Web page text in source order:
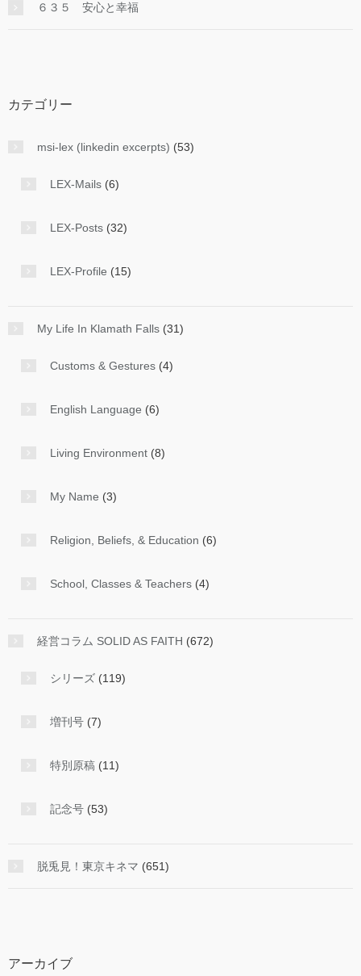
６３５ 安心と幸福
カテゴリー
msi-lex (linkedin excerpts) (53)
LEX-Mails (6)
LEX-Posts (32)
LEX-Profile (15)
My Life In Klamath Falls (31)
Customs & Gestures (4)
English Language (6)
Living Environment (8)
My Name (3)
Religion, Beliefs, & Education (6)
School, Classes & Teachers (4)
経営コラム SOLID AS FAITH (672)
シリーズ (119)
増刊号 (7)
特別原稿 (11)
記念号 (53)
脱兎見！東京キネマ (651)
アーカイブ